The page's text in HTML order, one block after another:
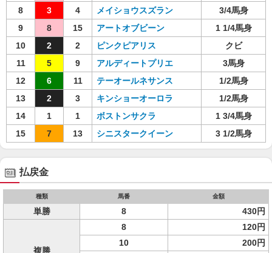
8
3 4 メイショウスズラン
3/4馬身
9
8 15 アートオブビーン
1 1/4馬身
10
2 2 ピンクピアリス
クビ
11
5 9 アルディートプリエ
3馬身
12
6 11 テーオールネサンス
1/2馬身
13
2 3 キンショーオーロラ
1/2馬身
14
1 1 ボストンサクラ
1 3/4馬身
15
7 13 シニスタークイーン 3 1/2馬身
払戻金
種類 馬番 金額
単勝 8 430円
複勝
8
120円
10
200円